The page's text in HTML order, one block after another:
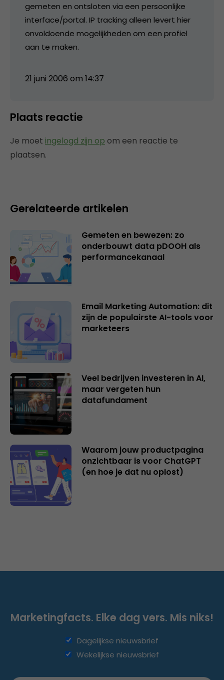
gemeten en ontsloten via een persoonlijke
interface/portal. IP tracking alleen levert hier
onvoldoende mogelijkheden om een profiel
aan te maken.
21 juni 2006 om 14:37
Plaats reactie
Je moet ingelogd zijn op om een reactie te
plaatsen.
Gerelateerde artikelen
Gemeten en bewezen: zo
onderbouwt data pDOOH als
performancekanaal
Email Marketing Automation: dit
zijn de populairste AI-tools voor
marketeers
Veel bedrijven investeren in AI,
maar vergeten hun
datafundament
Waarom jouw productpagina
onzichtbaar is voor ChatGPT
(en hoe je dat nu oplost)
Marketingfacts. Elke dag vers. Mis niks!
Dagelijkse nieuwsbrief
Wekelijkse nieuwsbrief